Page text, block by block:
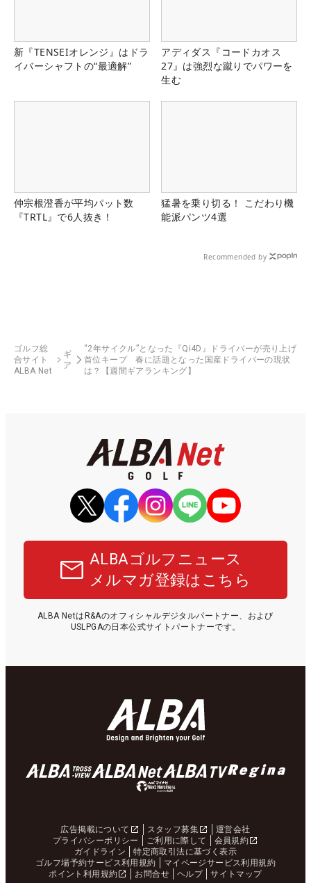
新『TENSEIオレンジ』はドラ
イバーシャフトの“最適解”
アディダス『コードカオス
27』は強烈な蹴りでパワーを
生む
仲宗根澄香が平均パット数
『TRTL』で6人抜き！
猛暑を乗り切る！ こだわり機
能派パンツ4選
Recommended by
ゴルフ総
合サイト
ALBA Net
ギ
ア
“2年サイクル”となった『Qi4D』ドライバーが売り上げ
首位キープ 春に話題となった国産ドライバーの現状
は？【週間ギアランキング】
ALBAゴルフニュース
メルマガ登録はこちら
ALBA NetはR&Aのオフィシャルデジタルパートナー、および
USLPGAの日本公式サイトパートナーです。
広告掲載について スタッフ募集
運営会社
プライバシーポリシー
ご利用に際して
会員規約
ガイドライン
特定商取引法に基づく表示
ゴルフ場予約サービス利用規約
マイページサービス利用規約
ポイント利用規約
お問合せ ヘルプ サイトマップ